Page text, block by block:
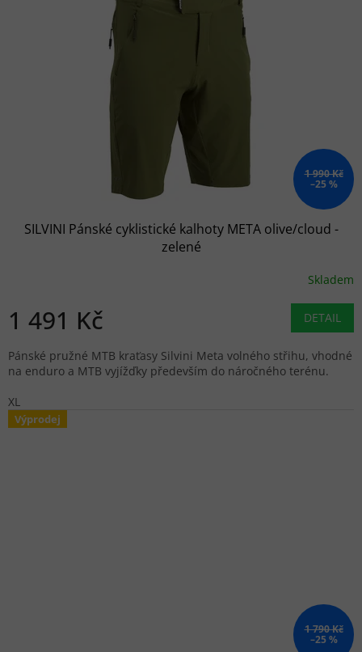
1 990 Kč
–25 %
SILVINI Pánské cyklistické kalhoty META olive/cloud -
zelené
Skladem
1 491 Kč DETAIL
Pánské pružné MTB kraťasy Silvini Meta volného střihu, vhodné
na enduro a MTB vyjížďky především do náročného terénu.
XL
Výprodej
1 790 Kč
–25 %